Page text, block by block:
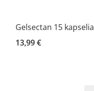
Gelsectan 15 kapselia
13,99 €